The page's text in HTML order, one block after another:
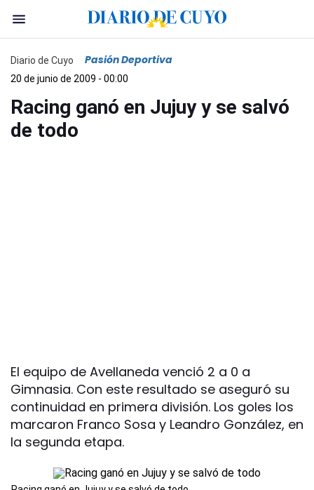
Diario de Cuyo Pasión Deportiva
20 de junio de 2009 - 00:00
Racing ganó en Jujuy y se salvó
de todo
El equipo de Avellaneda venció 2 a 0 a
Gimnasia. Con este resultado se aseguró su
continuidad en primera división. Los goles los
marcaron Franco Sosa y Leandro González, en
la segunda etapa.